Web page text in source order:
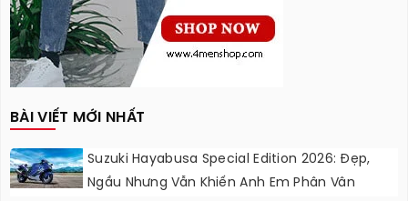
BÀI VIẾT MỚI NHẤT
Suzuki Hayabusa Special Edition 2026: Đẹp,
Ngầu Nhưng Vẫn Khiến Anh Em Phân Vân